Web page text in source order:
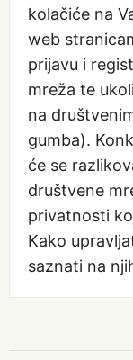
kolačiće na
web
prijavu i
mreža te
na
gumba).
će se
društvene
privatnosti
Kako
saznati na